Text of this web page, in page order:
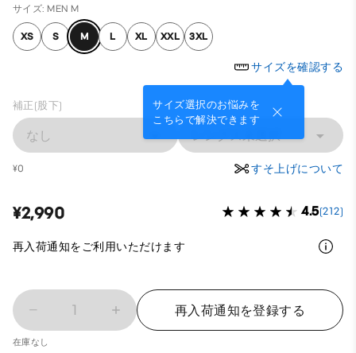
サイズ: MEN M
XS S M L XL XXL 3XL
サイズを確認する
サイズ選択のお悩みを
こちらで解決できます
補正(股下)
なし レングス未選択
¥0 すそ上げについて
¥2,990 4.5(212)
再入荷通知をご利用いただけます
1 再入荷通知を登録する
在庫なし